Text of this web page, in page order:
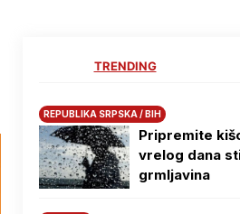
TRENDING
REPUBLIKA SRPSKA / BIH
Pripremite
vrelog dana
grmljavina